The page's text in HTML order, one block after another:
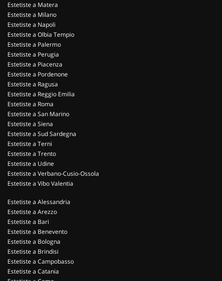
Estetiste a Matera
Estetiste a Milano
Estetiste a Napoli
Estetiste a Olbia Tempio
Estetiste a Palermo
Estetiste a Perugia
Estetiste a Piacenza
Estetiste a Pordenone
Estetiste a Ragusa
Estetiste a Reggio Emilia
Estetiste a Roma
Estetiste a San Marino
Estetiste a Siena
Estetiste a Sud Sardegna
Estetiste a Terni
Estetiste a Trento
Estetiste a Udine
Estetiste a Verbano-Cusio-Ossola
Estetiste a Vibo Valentia
Estetiste a Alessandria
Estetiste a Arezzo
Estetiste a Bari
Estetiste a Benevento
Estetiste a Bologna
Estetiste a Brindisi
Estetiste a Campobasso
Estetiste a Catania